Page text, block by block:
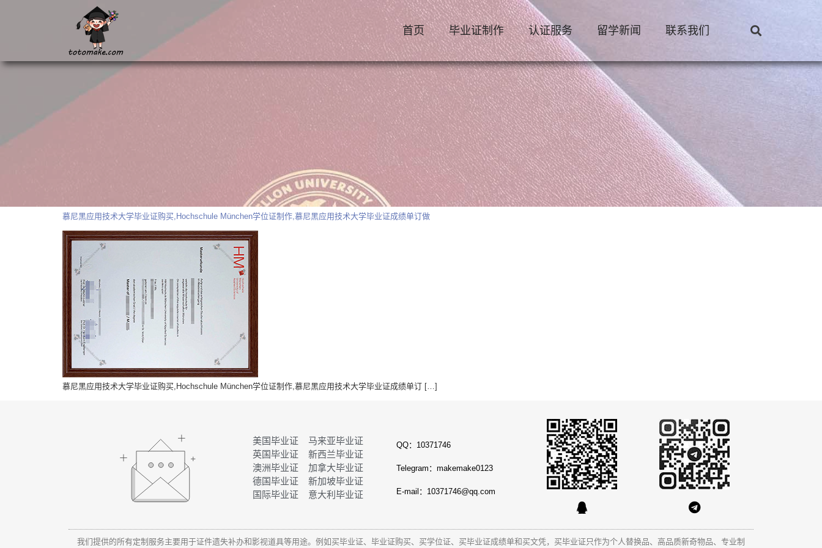
首页 毕业证制作 认证服务 留学新闻 联系我们
慕尼黑应用技术大学毕业证购买,Hochschule München学位证制作,慕尼黑应用技术大学毕业证成绩单订做
慕尼黑应用技术大学毕业证购买,Hochschule München学位证制作,慕尼黑应用技术大学毕业证成绩单订 […]
美国毕业证
马来亚毕业证
英国毕业证
新西兰毕业证
澳洲毕业证
加拿大毕业证
德国毕业证
新加坡毕业证
国际毕业证
意大利毕业证
QQ：10371746
Telegram：makemake0123
E-mail：10371746@qq.com
我们提供的所有定制服务主要用于证件遗失补办和影视道具等用途。例如买毕业证、毕业证购买、买学位证、买毕业证成绩单和 买文凭，买毕业证只作为个人替换品、高品质新奇物品、专业制